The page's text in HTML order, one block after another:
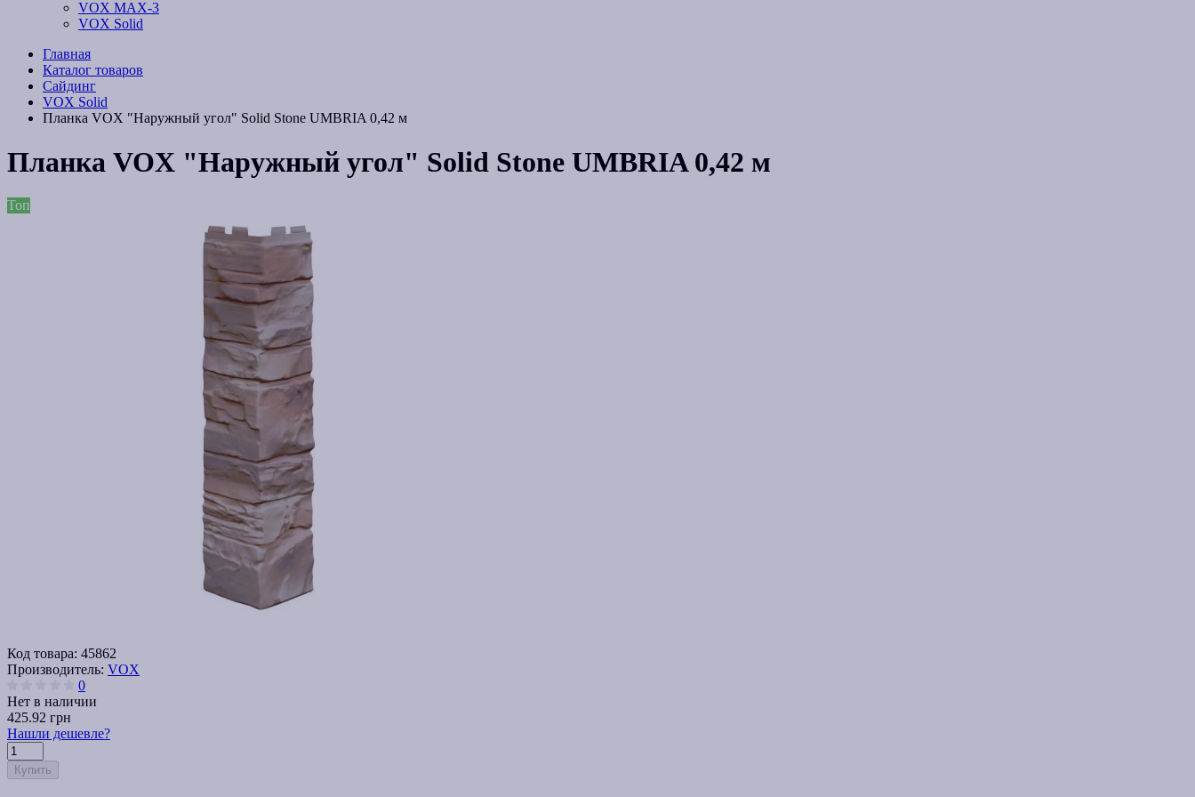
VOX MAX-3
VOX Solid
Главная
Каталог товаров
Сайдинг
VOX Solid
Планка VOX "Наружный угол" Solid Stone UMBRIA 0,42 м
Планка VOX "Наружный угол" Solid Stone UMBRIA 0,42 м
Топ
Код товара: 45862
Производитель: VOX
0
Нет в наличии
425.92 грн
Нашли дешевле?
Купить